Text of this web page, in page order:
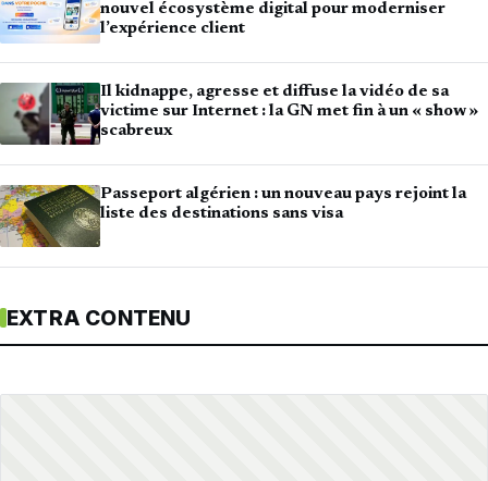
nouvel écosystème digital pour moderniser
l’expérience client
Il kidnappe, agresse et diffuse la vidéo de sa
victime sur Internet : la GN met fin à un « show »
scabreux
Passeport algérien : un nouveau pays rejoint la
liste des destinations sans visa
EXTRA CONTENU